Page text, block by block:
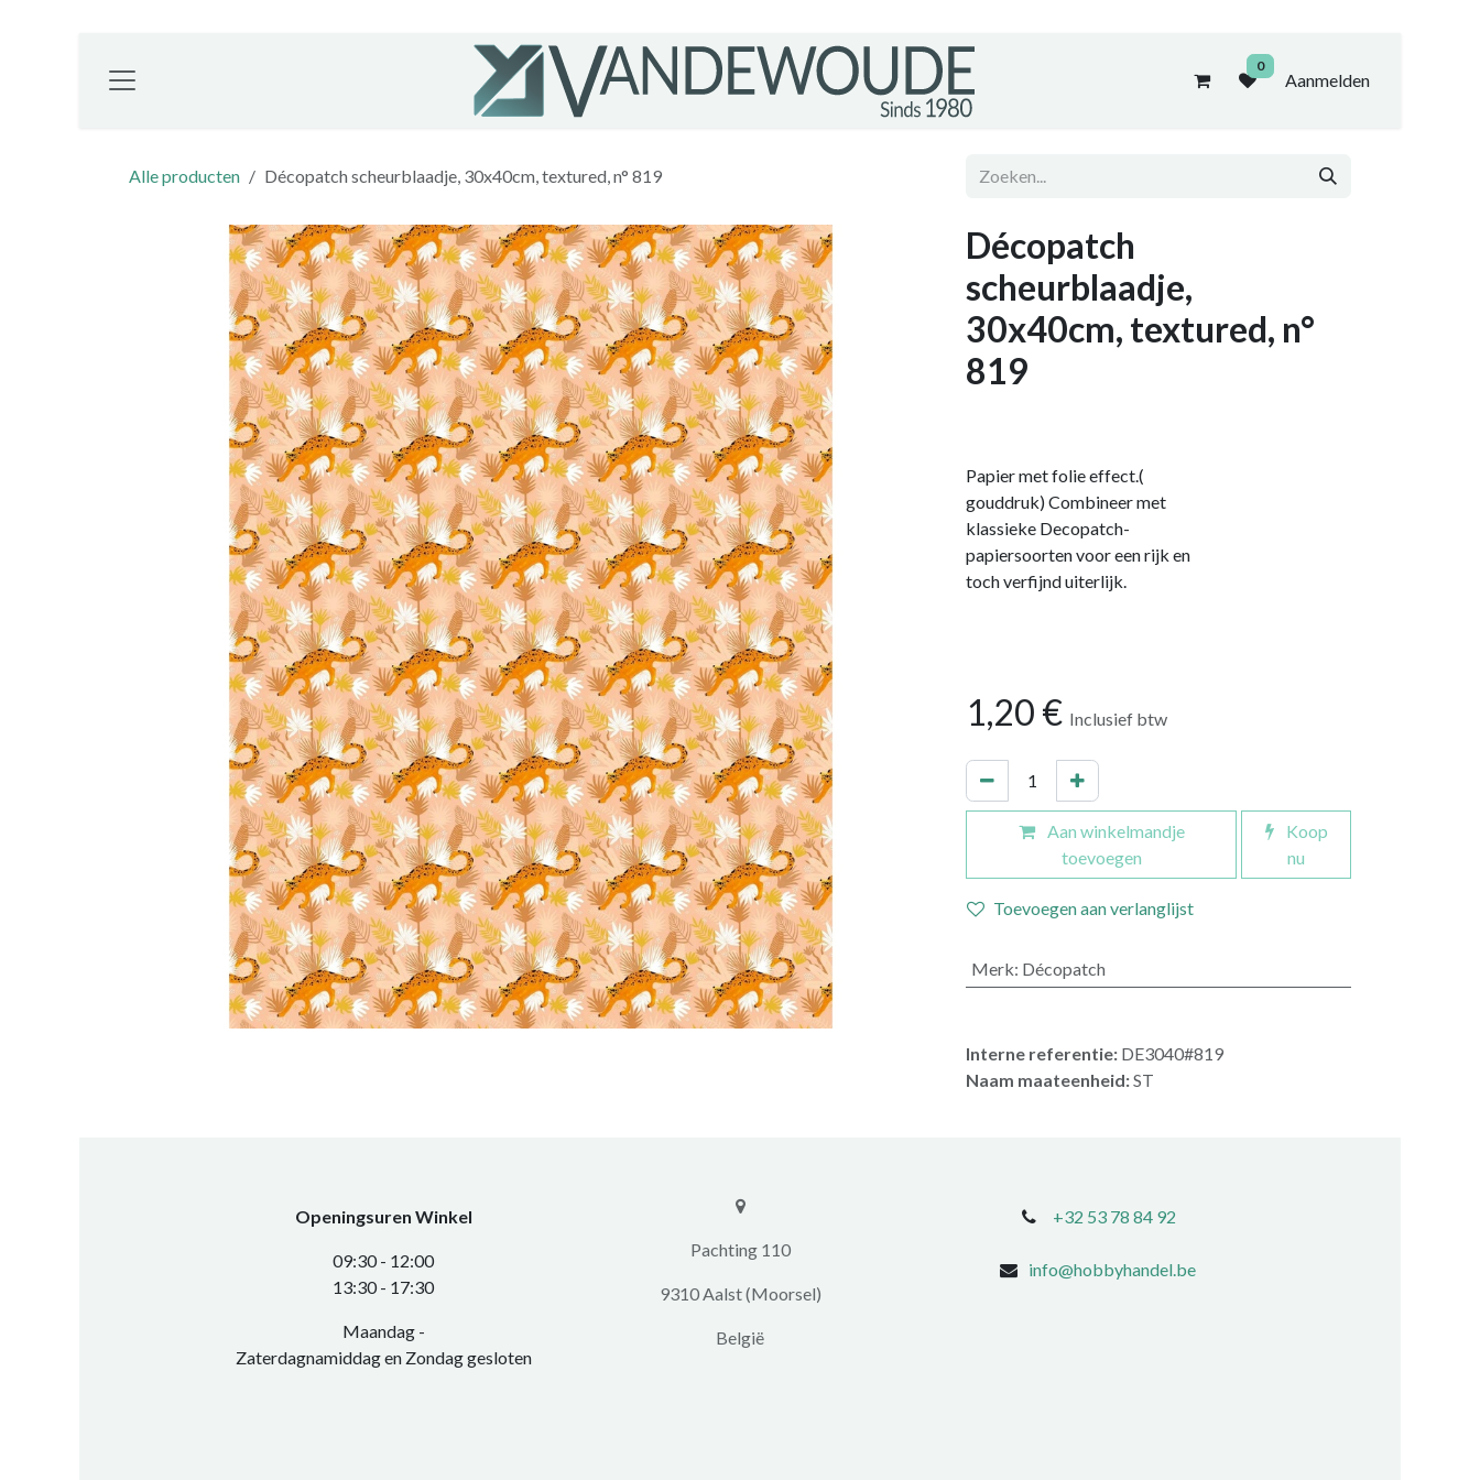
0
Aanmelden
Alle producten Décopatch scheurblaadje, 30x40cm, textured, n° 819
Décopatch
scheurblaadje,
30x40cm, textured, n°
819
Papier met folie effect.(
gouddruk) Combineer met
klassieke Decopatch-
papiersoorten voor een rijk en
toch verfijnd uiterlijk.
1,20 € Inclusief btw
Aan winkelmandje
toevoegen
Koop
nu
Toevoegen aan verlanglijst
Merk: Décopatch
Interne referentie: DE3040#819
Naam maateenheid:ST
Openingsuren Winkel
0​9:30 - 12:00
​13:30 - 17:30​
Maandag -
Zaterdagnamiddag en Zondag gesloten
+32 53 78 84 92
info@hobbyhandel.be
​​Pachting 110
9310 Aalst (Moorsel)
​België